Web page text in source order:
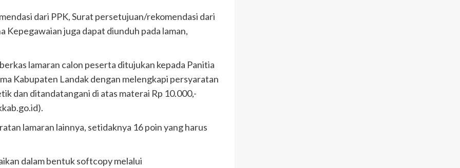
dari PPK, Surat persetujuan/rekomendasi dari
Kepegawaian juga dapat diunduh pada laman,
lamaran calon peserta ditujukan kepada Panitia
Kabupaten Landak dengan melengkapi persyaratan
dan ditandatangani di atas materai Rp 10.000,-
lamaran lainnya, setidaknya 16 poin yang harus
dalam bentuk softcopy melalui